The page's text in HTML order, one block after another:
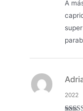
de 5
A
2022